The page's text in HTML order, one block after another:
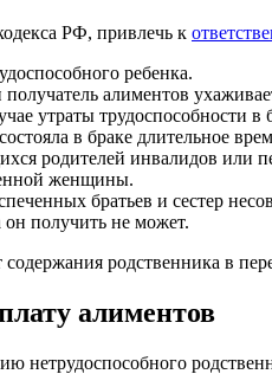
РФ, привлечь к
ребенка.
алиментов
утраты трудоспособности
в браке длительное
родителей инвалидов или
женщины.
братьев и сестер
он получить не может.
родственника в
алиментов
нетрудоспособного